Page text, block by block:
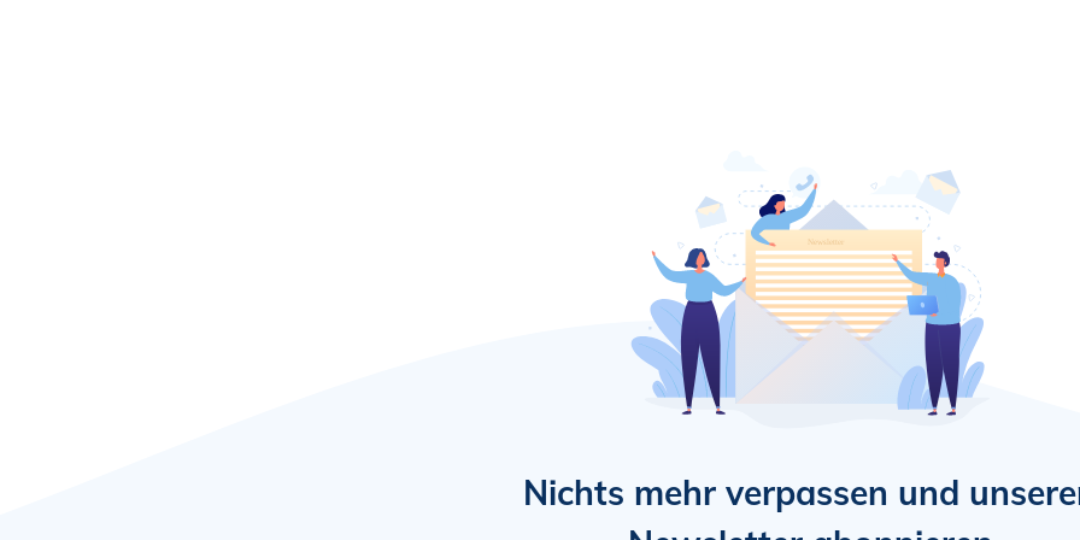
Nichts mehr verpassen und